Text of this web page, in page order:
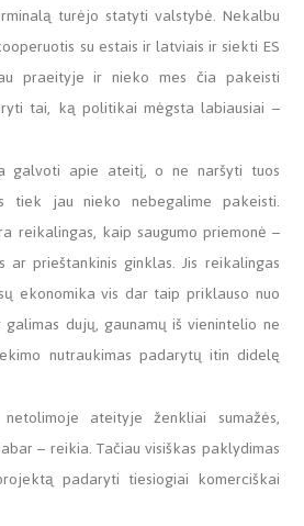
turėjo statyti valstybė. Nekalbu
su estais ir latviais ir siekti ES
praeityje ir nieko mes čia pakeisti
tai, ką politikai mėgsta labiausiai –
galvoti apie ateitį, o ne naršyti tuos
tiek jau nieko nebegalime pakeisti.
reikalingas, kaip saugumo priemonė –
ar prieštankinis ginklas. Jis reikalingas
ekonomika vis dar taip priklauso nuo
dujų, gaunamų iš vienintelio ne
nutraukimas padarytų itin didelę
ateityje ženkliai sumažės,
– reikia. Tačiau visiškas paklydimas
padaryti tiesiogiai komerciškai